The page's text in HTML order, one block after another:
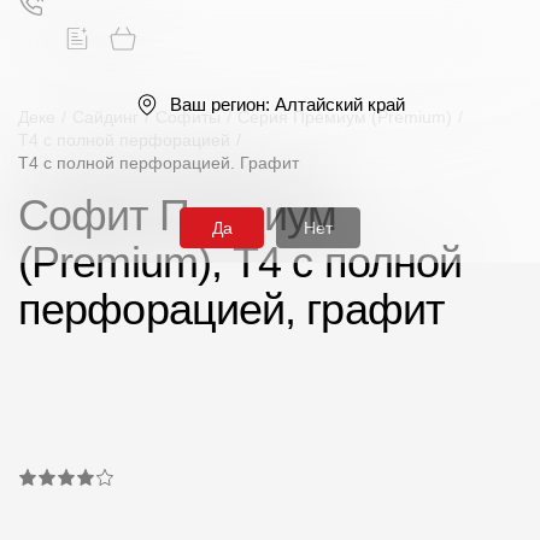
Поиск
Сайдинг
/ Софиты / Серия Премиум (Premium)
T4 с полной перфорацией. Графит
Софит Премиум
(Premium), T4 с полной
перфорацией, графит
Ваш регион: Алтайский край
Да Нет